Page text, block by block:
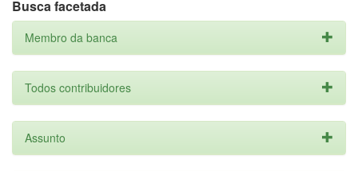
Busca facetada
Membro da banca
Todos contribuidores
Assunto